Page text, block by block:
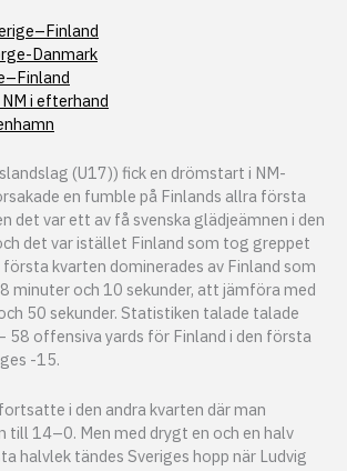
Danmark
i efterhand
(U17)) fick en drömstart i NM-
en fumble på Finlands allra första
det var ett av få svenska glädjeämnen i den
det var istället Finland som tog greppet
kvarten dominerades av Finland som
minuter och 10 sekunder, att jämföra med
50 sekunder. Statistiken talade talade
58 offensiva yards för Finland i den första
-15.
i den andra kvarten där man
till 14–0. Men med drygt en och en halv
halvlek tändes Sveriges hopp när Ludvig